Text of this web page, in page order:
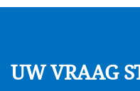
UW VRAAG